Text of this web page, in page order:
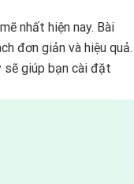
nhất hiện nay. Bài
đơn giản và hiệu quả.
sẽ giúp bạn cài đặt